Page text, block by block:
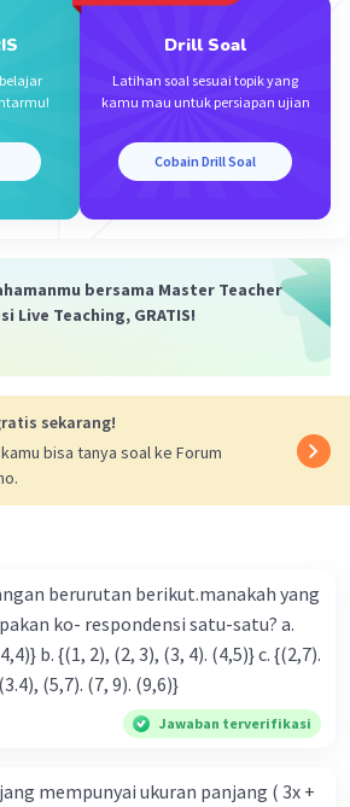
Iklan
Drill Soal
Latihan soal sesuai topik yang
kamu mau untuk persiapan ujian
Cobain Drill Soal
bersama Master Teacher
Live Teaching, GRATIS!
sekarang!
bisa tanya soal ke Forum
berurutan berikut.manakah yang
satu-satu? a.
c. {(2,7).
(8,7)} d. {(3.4), (5,7). (7, 9). (9,6)}
Jawaban terverifikasi
mempunyai ukuran panjang ( 3x +